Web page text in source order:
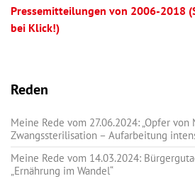
Pressemitteilungen von 2006-2018
bei Klick!)
Reden
Meine Rede vom 27.06.2024: „Opfer von
Zwangssterilisation – Aufarbeitung
Meine Rede vom 14.03.2024:
„Ernährung im Wandel“